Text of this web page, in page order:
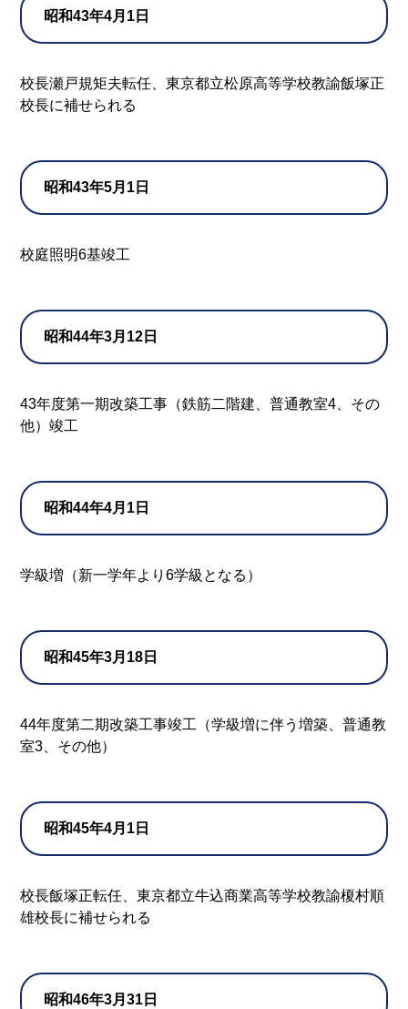
昭和43年4月1日
校長瀬戸規矩夫転任、東京都立松原高等学校教諭飯塚正
校長に補せられる
昭和43年5月1日
校庭照明6基竣工
昭和44年3月12日
43年度第一期改築工事（鉄筋二階建、普通教室4、その
他）竣工
昭和44年4月1日
学級増（新一学年より6学級となる）
昭和45年3月18日
44年度第二期改築工事竣工（学級増に伴う増築、普通教
室3、その他）
昭和45年4月1日
校長飯塚正転任、東京都立牛込商業高等学校教諭榎村順
雄校長に補せられる
昭和46年3月31日